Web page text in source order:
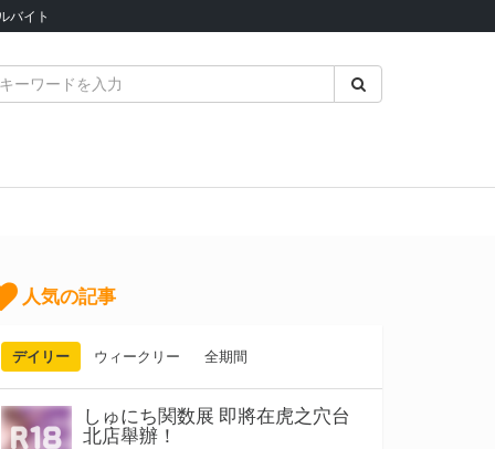
バイト
人気の記事
デイリー ウィークリー 全期間
しゅにち関数展 即將在虎之穴台
北店舉辦！